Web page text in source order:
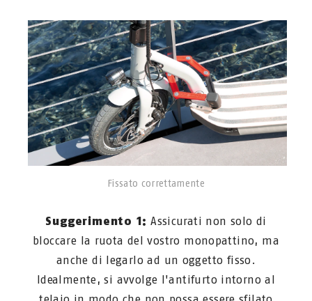
Fissato correttamente
Suggerimento 1:Assicurati non solo di
bloccare la ruota del vostro monopattino, ma
anche di legarlo ad un oggetto fisso.
Idealmente, si avvolge l'antifurto intorno al